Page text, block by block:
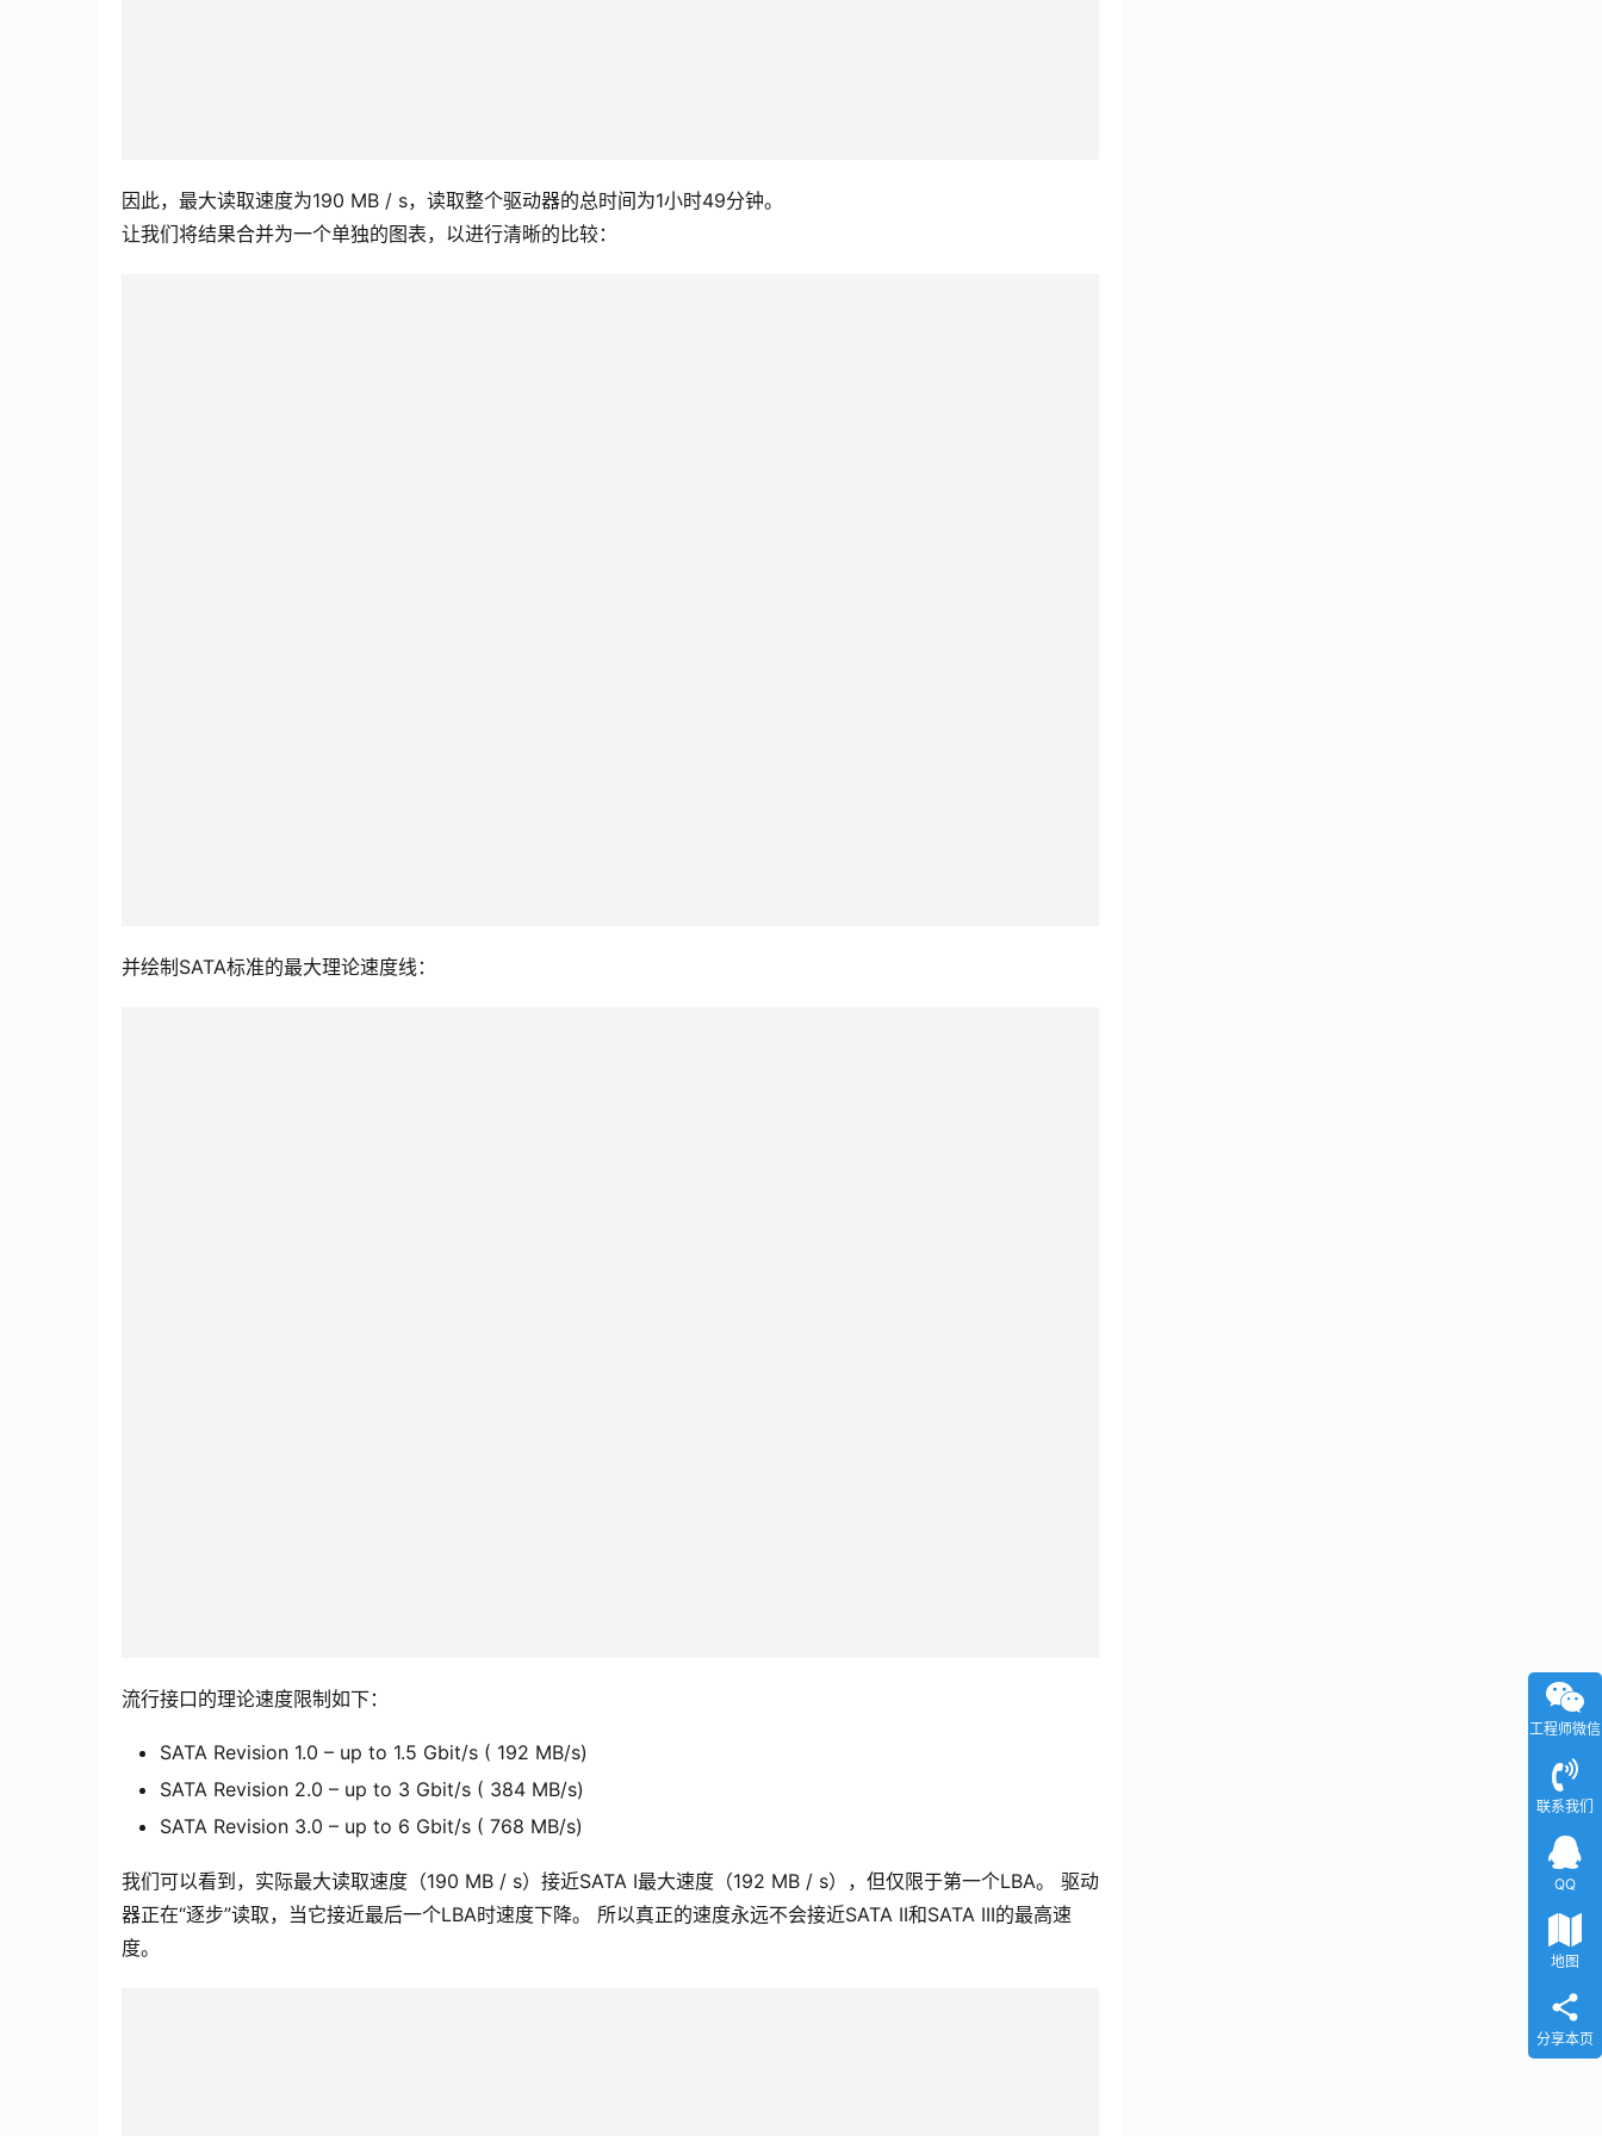
因此，最大读取速度为190 MB / s，读取整个驱动器的总时间为1小时49分钟。
让我们将结果合并为一个单独的图表，以进行清晰的比较：
并绘制SATA标准的最大理论速度线：
流行接口的理论速度限制如下：
SATA Revision 1.0 – up to 1.5 Gbit/s ( 192 MB/s)
SATA Revision 2.0 – up to 3 Gbit/s ( 384 MB/s)
SATA Revision 3.0 – up to 6 Gbit/s ( 768 MB/s)
我们可以看到，实际最大读取速度（190 MB / s）接近SATA I最大速度（192 MB / s），但仅限于第一个LBA。 驱动
器正在“逐步”读取，当它接近最后一个LBA时速度下降。 所以真正的速度永远不会接近SATA II和SATA III的最高速
度。
工程师微信
联系我们
QQ
地图
分享本页